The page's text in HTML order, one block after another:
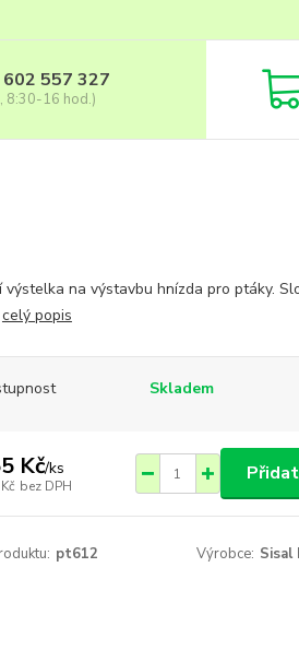
557 327
8:30-16 hod.)
výstelka na výstavbu hnízda pro ptáky.
celý popis
Skladem
Kč/ks
bez DPH
pt612 Výrobce: Sisal